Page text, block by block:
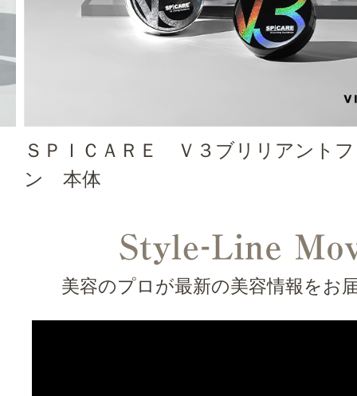
ＳＰＩＣＡＲＥ Ｖ３ブリリアント
ン 本体
美容のプロが最新の美容情報をお